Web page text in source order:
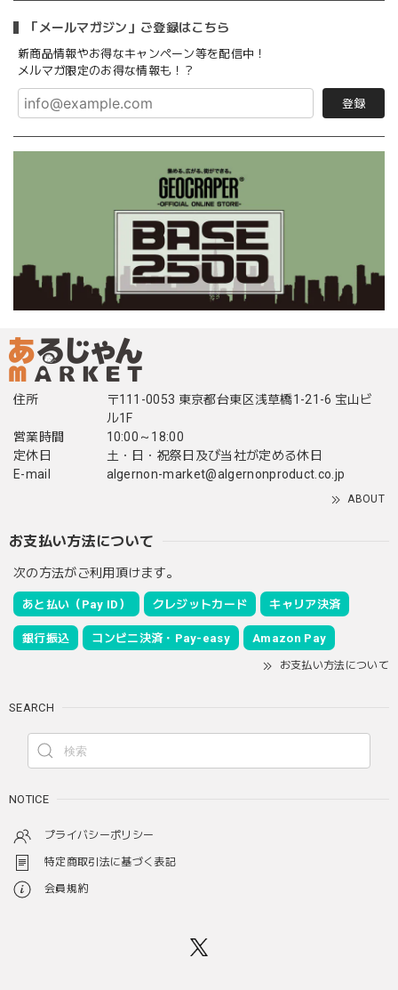
「メールマガジン」ご登録はこちら
新商品情報やお得なキャンペーン等を配信中！
メルマガ限定のお得な情報も！？
登録
住所
〒111-0053 東京都台東区浅草橋1-21-6 宝山ビ
ル1F
営業時間
10:00～18:00
定休日
土・日・祝祭日及び当社が定める休日
E-mail
algernon-market@algernonproduct.co.jp
ABOUT
お支払い方法について
次の方法がご利用頂けます。
あと払い（Pay ID） クレジットカード キャリア決済
銀行振込 コンビニ決済・Pay-easy Amazon Pay
お支払い方法について
SEARCH
NOTICE
プライバシーポリシー
特定商取引法に基づく表記
会員規約